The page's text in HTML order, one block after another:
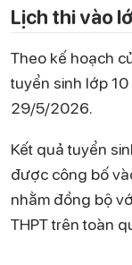
Lịch thi vào
Theo kế hoạch
tuyển sinh lớp
29/5/2026.
Kết quả tuyển
được công bố
nhằm đồng bộ
THPT trên toàn